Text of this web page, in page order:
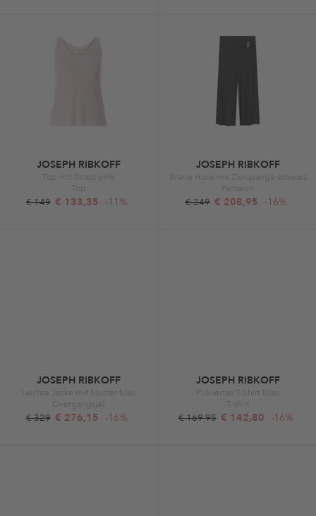
JOSEPH RIBKOFF
Top mit Strass pink
Top
€ 149 € 133,35 -11%
JOSEPH RIBKOFF
Weite Hose mit Zierspange schwarz
Pantalon
€ 249 € 208,95 -16%
JOSEPH RIBKOFF
Leichte Jacke mit Muster blau
Overgangsjas
€ 329 € 276,15 -16%
JOSEPH RIBKOFF
Plissiertes T-Shirt blau
T-shirt
€ 169,95 € 142,80 -16%